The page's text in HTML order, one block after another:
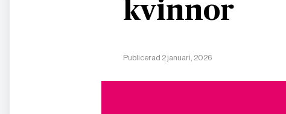
kvinnor
Publicerad 2 januari, 2026